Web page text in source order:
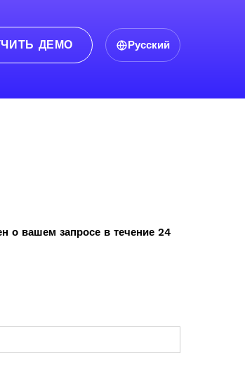
ДЕМО Русский
о вашем запросе в течение 24